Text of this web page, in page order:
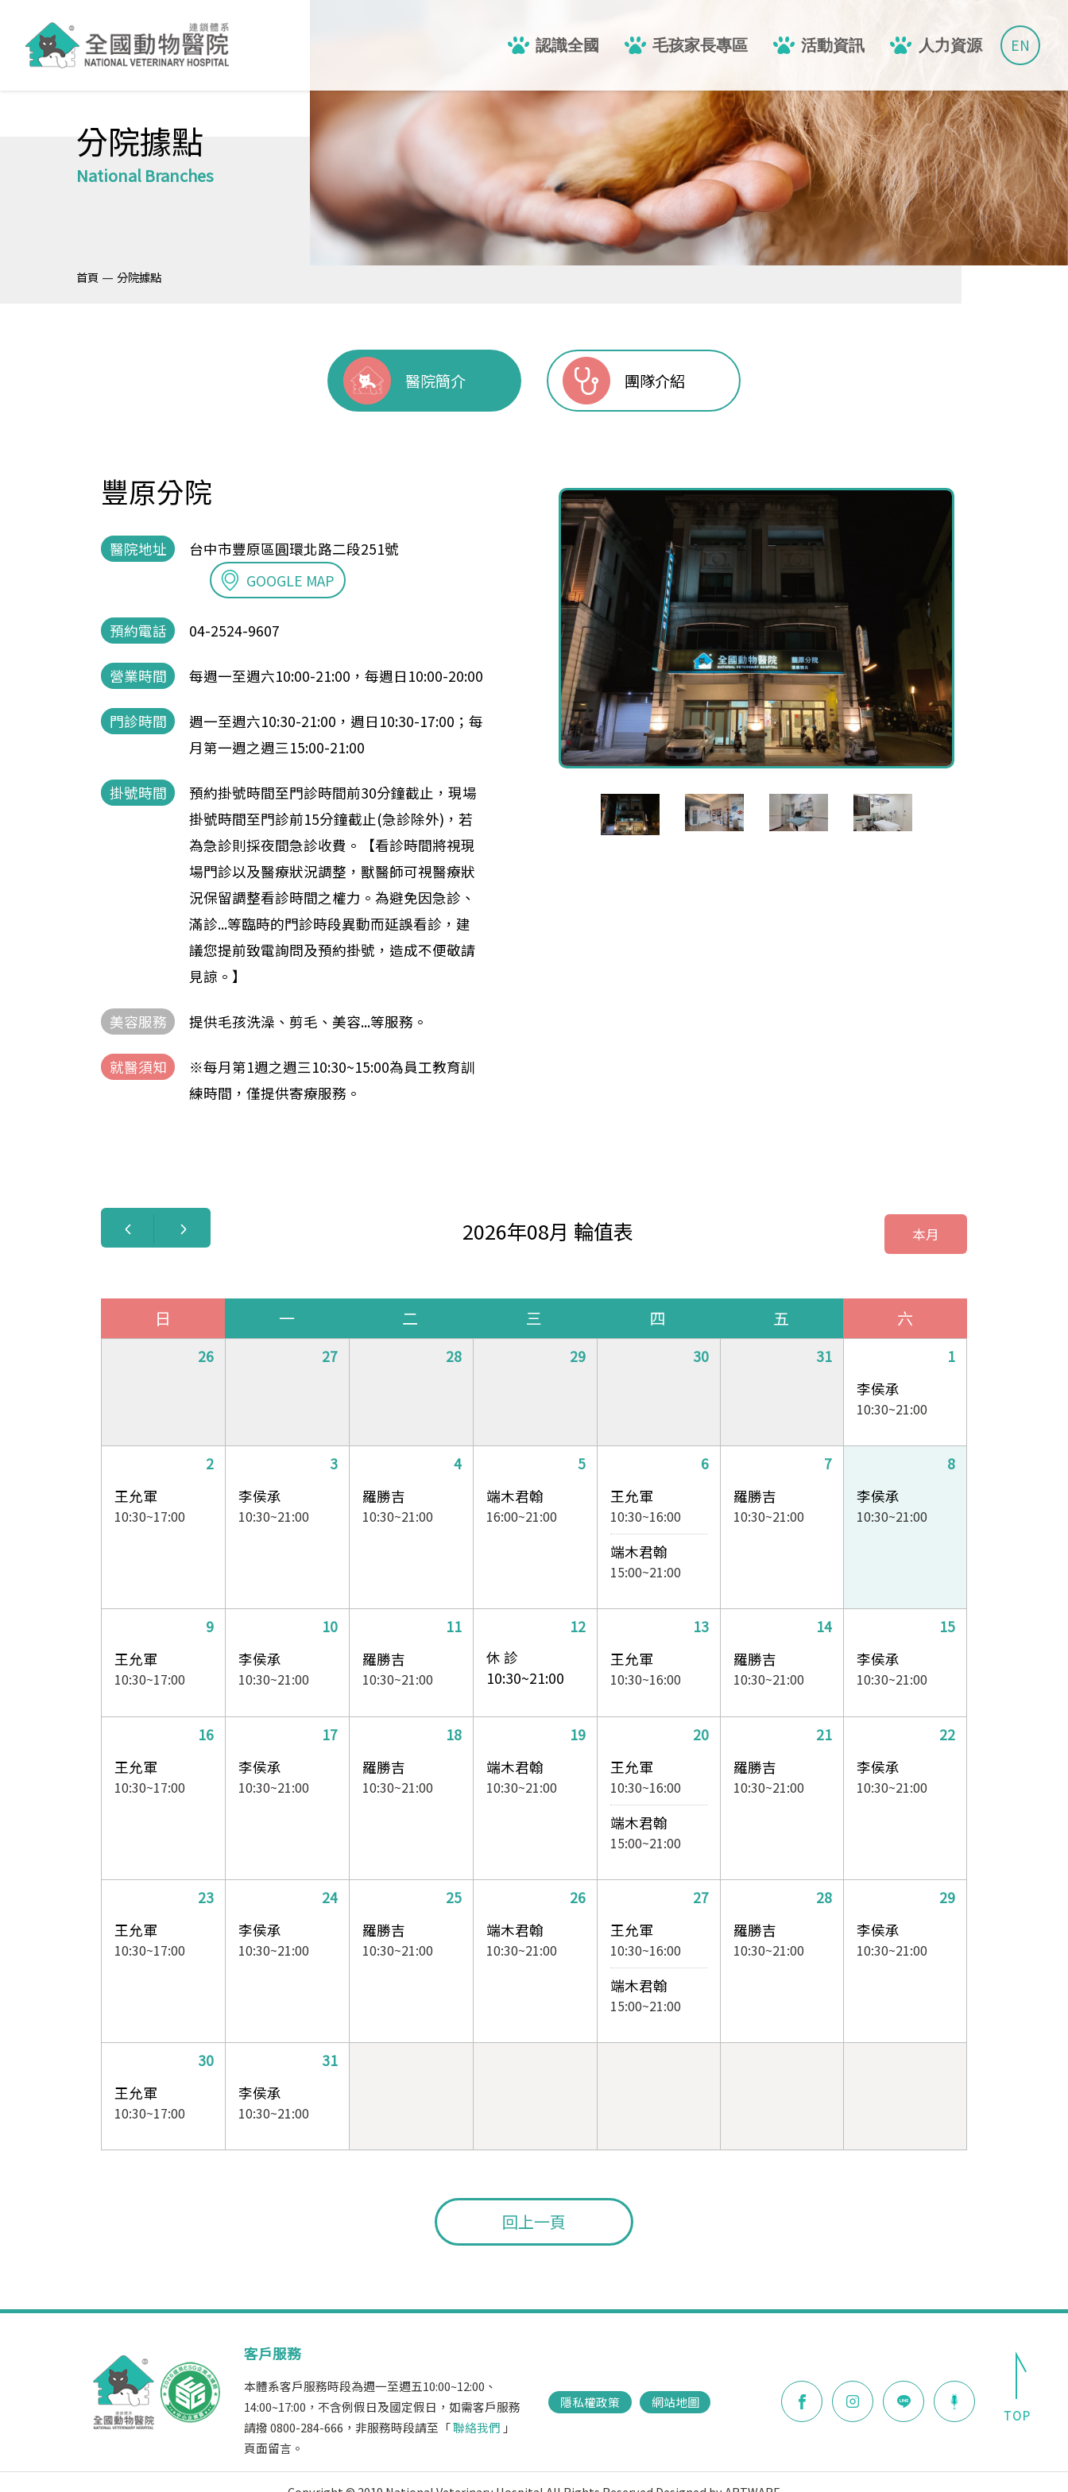
認識全國 毛孩家長專區 活動資訊 人力資源 EN
分院據點
National Branches
首頁 — 分院據點
醫院簡介 團隊介紹
豐原分院
醫院地址
台中市豐原區圓環北路二段251號
GOOGLE MAP
預約電話 04-2524-9607
營業時間 每週一至週六10:00-21:00，每週日10:00-20:00
門診時間
週一至週六10:30-21:00，週日10:30-17:00；每
月第一週之週三15:00-21:00
掛號時間
預約掛號時間至門診時間前30分鐘截止，現場
掛號時間至門診前15分鐘截止(急診除外)，若
為急診則採夜間急診收費。【看診時間將視現
場門診以及醫療狀況調整，獸醫師可視醫療狀
況保留調整看診時間之權力。為避免因急診、
滿診...等臨時的門診時段異動而延誤看診，建
議您提前致電詢問及預約掛號，造成不便敬請
見諒。】
美容服務 提供毛孩洗澡、剪毛、美容...等服務。
就醫須知
※每月第1週之週三10:30~15:00為員工教育訓
練時間，僅提供寄療服務。
2026年08月 輪值表 本月
日 一 二 三 四 五 六
26 27 28 29 30 31
1
李侯承
10:30~21:00
2
王允軍
10:30~17:00
3
李侯承
10:30~21:00
4
羅勝吉
10:30~21:00
5
端木君翰
16:00~21:00
6
王允軍
10:30~16:00
端木君翰
15:00~21:00
7
羅勝吉
10:30~21:00
8
李侯承
10:30~21:00
9
王允軍
10:30~17:00
10
李侯承
10:30~21:00
11
羅勝吉
10:30~21:00
12
休 診
10:30~21:00
13
王允軍
10:30~16:00
14
羅勝吉
10:30~21:00
15
李侯承
10:30~21:00
16
王允軍
10:30~17:00
17
李侯承
10:30~21:00
18
羅勝吉
10:30~21:00
19
端木君翰
10:30~21:00
20
王允軍
10:30~16:00
端木君翰
15:00~21:00
21
羅勝吉
10:30~21:00
22
李侯承
10:30~21:00
23
王允軍
10:30~17:00
24
李侯承
10:30~21:00
25
羅勝吉
10:30~21:00
26
端木君翰
10:30~21:00
27
王允軍
10:30~16:00
端木君翰
15:00~21:00
28
羅勝吉
10:30~21:00
29
李侯承
10:30~21:00
30
王允軍
10:30~17:00
31
李侯承
10:30~21:00
回上一頁
客戶服務
本體系客戶服務時段為週一至週五10:00~12:00、
14:00~17:00，不含例假日及國定假日，如需客戶服務
請撥 0800-284-666，非服務時段請至「聯絡我們 」
頁面留言。
隱私權政策 網站地圖